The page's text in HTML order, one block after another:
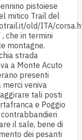
pistoiese
mitico Trail del
old/ITA/
, che in termini
montagne.
strada
a Monte Acuto
presenti
veniva
tali posti
e Poggio
il sale, bene di
dei pesanti